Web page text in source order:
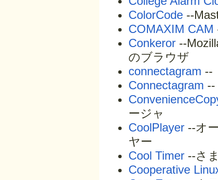
ColorCode --
COMAXIM CAM
Conkeror --
のブラウザ
connectagram --
Connectagram --
ージャ
CoolPlayer --オ
ヤー
Cool Timer --さ
Cooperative